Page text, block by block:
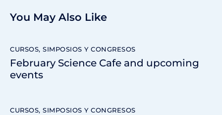
You May Also Like
CURSOS, SIMPOSIOS Y CONGRESOS
February Science Cafe and upcoming
events
CURSOS, SIMPOSIOS Y CONGRESOS